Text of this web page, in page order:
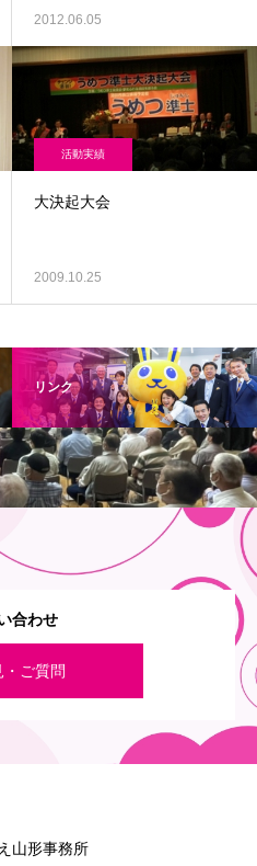
2012.06.05
活動実績
大決起大会
2009.10.25
リンク
合わせ
・ご質問
山形事務所